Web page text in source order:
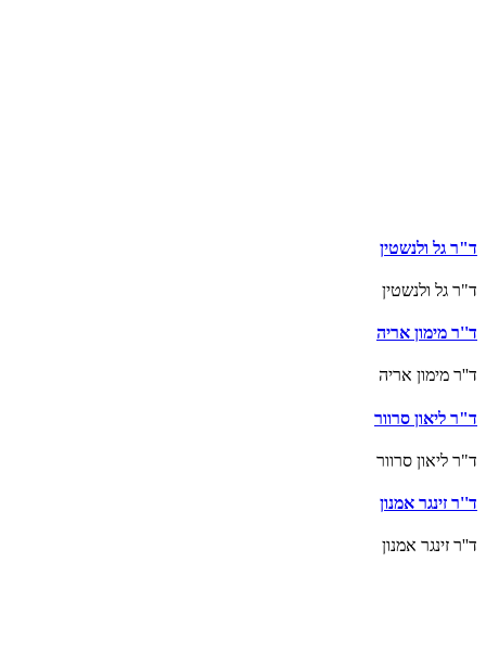
ד"ר גל ולנשטין
ד"ר גל ולנשטין
ד''ר מימון אריה
ד''ר מימון אריה
ד"ר ליאון סרוור
ד"ר ליאון סרוור
ד''ר זינגר אמנון
ד''ר זינגר אמנון